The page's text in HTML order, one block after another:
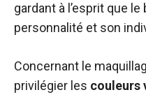
gardant à l’esprit que
personnalité et son
Concernant le
privilégier les couleurs